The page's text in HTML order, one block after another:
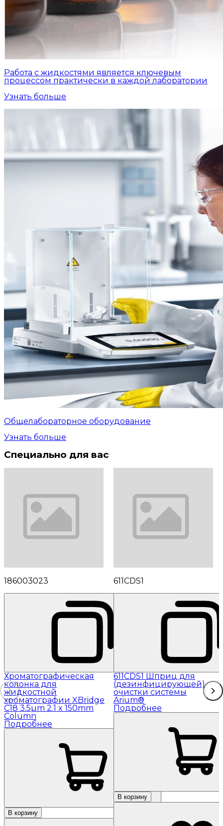
Работа с жидкостями является ключевым
процессом практически в каждой лаборатории
Узнать больше
Общелабораторное оборудование
Узнать больше
Специально для вас
186003023
Хроматографическая
колонка для
жидкостной
хроматографии XBridge
C18 3.5µm 2.1 x 150mm
Column
Подробнее
В корзину
611CDS1
611CDS1 Шприц для
(дезинфицирующей)
очистки системы
Arium®
Подробнее
В корзину